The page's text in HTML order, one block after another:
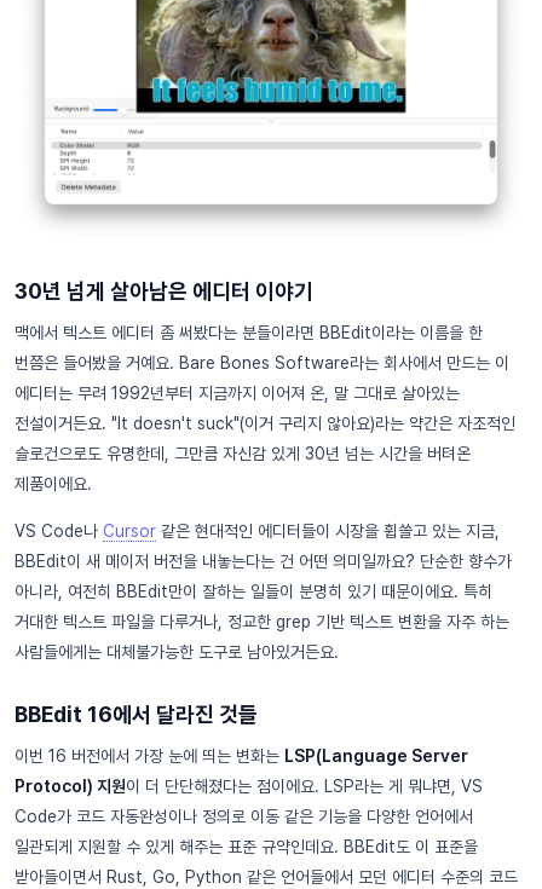
30년 넘게 살아남은 에디터 이야기
맥에서 텍스트 에디터 좀 써봤다는 분들이라면 BBEdit이라는 이름을 한
번쯤은 들어봤을 거예요. Bare Bones Software라는 회사에서 만드는 이
에디터는 무려 1992년부터 지금까지 이어져 온, 말 그대로 살아있는
전설이거든요. "It doesn't suck"(이거 구리지 않아요)라는 약간은 자조적인
슬로건으로도 유명한데, 그만큼 자신감 있게 30년 넘는 시간을 버텨온
제품이에요.
VS Code나 Cursor 같은 현대적인 에디터들이 시장을 휩쓸고 있는 지금,
BBEdit이 새 메이저 버전을 내놓는다는 건 어떤 의미일까요? 단순한 향수가
아니라, 여전히 BBEdit만이 잘하는 일들이 분명히 있기 때문이에요. 특히
거대한 텍스트 파일을 다루거나, 정교한 grep 기반 텍스트 변환을 자주 하는
사람들에게는 대체불가능한 도구로 남아있거든요.
BBEdit 16에서 달라진 것들
이번 16 버전에서 가장 눈에 띄는 변화는 LSP(Language Server
Protocol) 지원이 더 단단해졌다는 점이에요. LSP라는 게 뭐냐면, VS
Code가 코드 자동완성이나 정의로 이동 같은 기능을 다양한 언어에서
일관되게 지원할 수 있게 해주는 표준 규약인데요. BBEdit도 이 표준을
받아들이면서 Rust, Go, Python 같은 언어들에서 모던 에디터 수준의 코드